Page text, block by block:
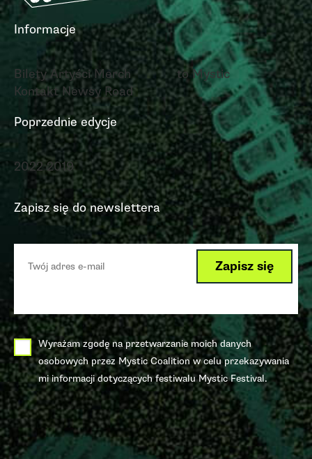
Informacje
Bilety Artyści Merch
Kontakt Newsy Road
to Mystic
Poprzednie edycje
2022 2019
Zapisz się do newslettera
Wyrażam zgodę na przetwarzanie moich danych
osobowych przez Mystic Coalition w celu przekazywania
mi informacji dotyczących festiwalu Mystic Festival.